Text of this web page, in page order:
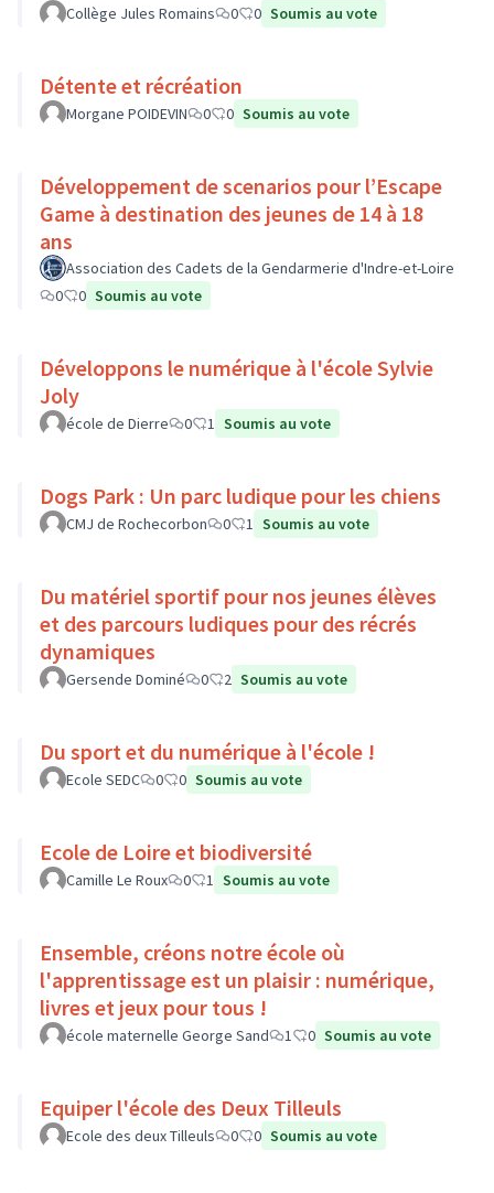
Collège Jules Romains 0 0 Soumis au vote
Détente et récréation
Morgane POIDEVIN 0 0 Soumis au vote
Développement de scenarios pour l’Escape
Game à destination des jeunes de 14 à 18
ans
Association des Cadets de la Gendarmerie d'Indre-et-Loire
0
0 Soumis au vote
Développons le numérique à l'école Sylvie
Joly
école de Dierre 0 1 Soumis au vote
Dogs Park : Un parc ludique pour les chiens
CMJ de Rochecorbon 0 1 Soumis au vote
Du matériel sportif pour nos jeunes élèves
et des parcours ludiques pour des récrés
dynamiques
Gersende Dominé 0 2 Soumis au vote
Du sport et du numérique à l'école !
Ecole SEDC 0 0 Soumis au vote
Ecole de Loire et biodiversité
Camille Le Roux 0 1 Soumis au vote
Ensemble, créons notre école où
l'apprentissage est un plaisir : numérique,
livres et jeux pour tous !
école maternelle George Sand 1 0 Soumis au vote
Equiper l'école des Deux Tilleuls
Ecole des deux Tilleuls 0 0 Soumis au vote